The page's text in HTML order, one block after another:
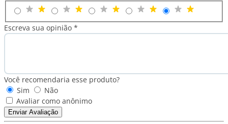
Escreva sua opinião *
Você recomendaria esse produto?
Sim
Não
Avaliar como anônimo
Enviar Avaliação